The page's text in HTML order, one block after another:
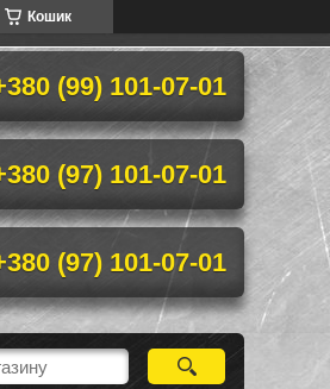
Кошик
(99) 101-07-01
(97) 101-07-01
(97) 101-07-01